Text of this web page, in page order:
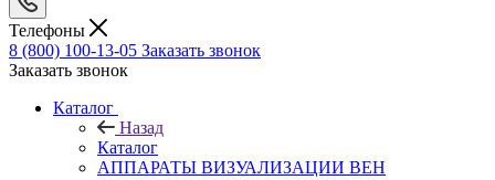
Телефоны
8 (800) 100-13-05 Заказать звонок
Заказать звонок
Каталог
Назад
Каталог
АППАРАТЫ ВИЗУАЛИЗАЦИИ ВЕН